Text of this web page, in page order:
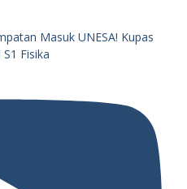
Masuk UNESA! Kupas
Fisika